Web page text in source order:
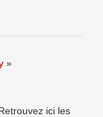
»
ici les